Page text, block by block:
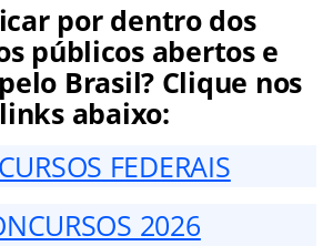
por dentro dos
públicos abertos e
Brasil? Clique nos
links abaixo:
FEDERAIS
2026